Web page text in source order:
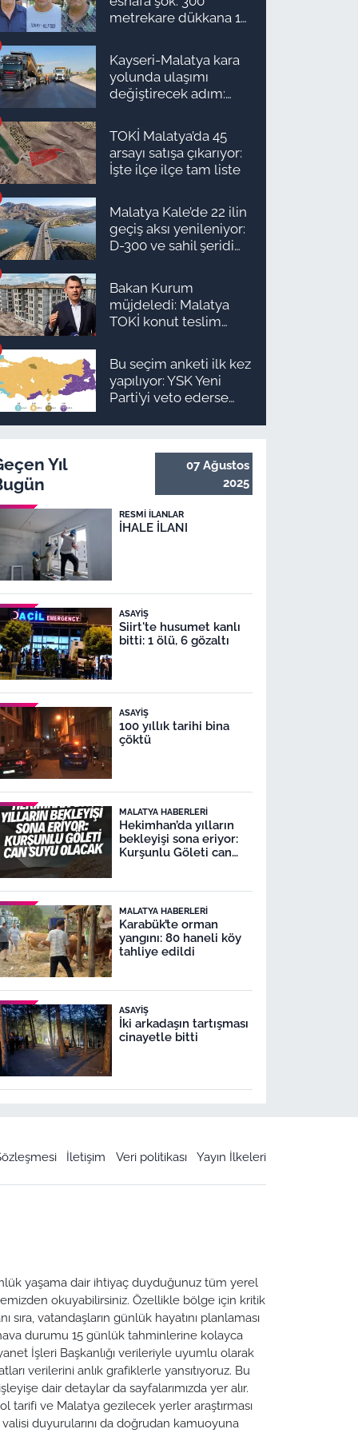
metrekare dükkana 1
Kayseri-Malatya kara
yolunda ulaşımı
değiştirecek adım:
TOKİ Malatya’da 45
arsayı satışa çıkarıyor:
İşte ilçe ilçe tam liste
Malatya Kale’de 22 ilin
geçiş aksı yenileniyor:
D-300 ve sahil şeridi
Bakan Kurum
müjdeledi: Malatya
TOKİ konut teslim
ilçe ilçe teslimat
takvimi ve ödeme
planı
Bu seçim anketi ilk kez
yapılıyor: YSK Yeni
Parti’yi veto ederse
olur?
Yıl
07 Ağustos
2025
RESMI İLANLAR
İHALE İLANI
ASAYIŞ
Siirt'te husumet kanlı
bitti: 1 ölü, 6 gözaltı
ASAYIŞ
100 yıllık tarihi bina
çöktü
MALATYA HABERLERI
Hekimhan’da yılların
bekleyişi sona eriyor:
Kurşunlu Göleti can
MALATYA HABERLERI
Karabük’te orman
yangını: 80 haneli köy
tahliye edildi
ASAYIŞ
İki arkadaşın tartışması
cinayetle bitti
İletişim Veri politikası Yayın İlkeleri
yaşama dair ihtiyaç duyduğunuz tüm yerel
okuyabilirsiniz. Özellikle bölge için kritik
vatandaşların günlük hayatını planlaması
durumu 15 günlük tahminlerine kolayca
İşleri Başkanlığı verileriyle uyumlu olarak
verilerini anlık grafiklerle yansıtıyoruz. Bu
dair detaylar da sayfalarımızda yer alır.
tarifi ve Malatya gezilecek yerler araştırması
duyurularını da doğrudan kamuoyuna